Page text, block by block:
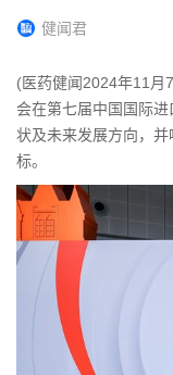
健闻君
(医药健闻2024年11月
会在第七届中国国际
状及未来发展方向，
标。